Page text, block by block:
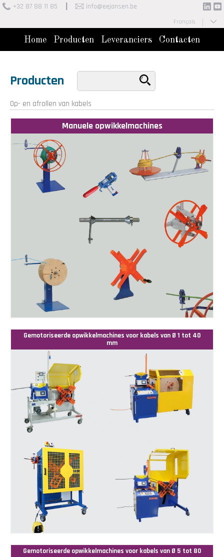
+32 87 88 11 85 info@eejansen.be
Français
Nederlands
Home Producten Leveranciers Contacten
Producten
Op- en afrollen van kabels
Manuele opwikkelmachines
Gemotoriseerde opwikkelmachines voor kabels van Ø 1 tot 40
mm
Gemotoriseerde opwikkelmachines voor kabels van Ø 5 tot 80